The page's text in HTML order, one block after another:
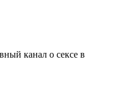
канал о сексе в